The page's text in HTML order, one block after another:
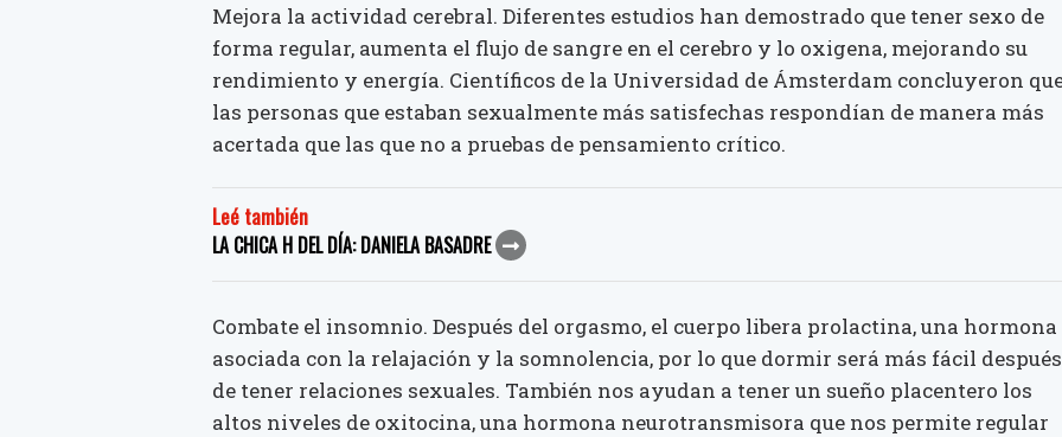
Mejora la actividad cerebral. Diferentes estudios han demostrado que tener sexo de
forma regular, aumenta el flujo de sangre en el cerebro y lo oxigena, mejorando su
rendimiento y energía. Científicos de la Universidad de Ámsterdam concluyeron
las personas que estaban sexualmente más satisfechas respondían de manera más
acertada que las que no a pruebas de pensamiento crítico.
Leé también
LA CHICA H DEL DÍA: DANIELA BASADRE
Combate el insomnio. Después del orgasmo, el cuerpo libera prolactina, una hormona
asociada con la relajación y la somnolencia, por lo que dormir será más fácil después
de tener relaciones sexuales. También nos ayudan a tener un sueño placentero los
altos niveles de oxitocina, una hormona neurotransmisora que nos permite regular